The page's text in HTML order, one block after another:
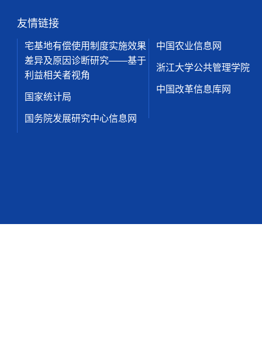
友情链接
宅基地有偿使用制度实施效果
差异及原因诊断研究——基于
利益相关者视角
国家统计局
国务院发展研究中心信息网
中国农业信息网
浙江大学公共管理学院
中国改革信息库网